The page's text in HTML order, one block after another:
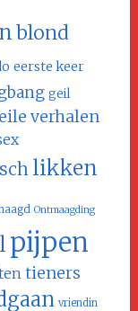
blond
eerste keer
geil
verhalen
likken
Ontmaagding
pijpen
tieners
vriendin